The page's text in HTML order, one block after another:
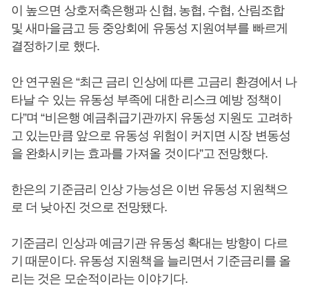
이 높으면 상호저축은행과 신협, 농협, 수협, 산림조합
및 새마을금고 등 중앙회에 유동성 지원여부를 빠르게
결정하기로 했다.
안 연구원은 “최근 금리 인상에 따른 고금리 환경에서 나
타날 수 있는 유동성 부족에 대한 리스크 예방 정책이
다”며 “비은행 예금취급기관까지 유동성 지원도 고려하
고 있는만큼 앞으로 유동성 위험이 커지면 시장 변동성
을 완화시키는 효과를 가져올 것이다”고 전망했다.
한은의 기준금리 인상 가능성은 이번 유동성 지원책으
로 더 낮아진 것으로 전망됐다.
기준금리 인상과 예금기관 유동성 확대는 방향이 다르
기 때문이다. 유동성 지원책을 늘리면서 기준금리를 올
리는 것은 모순적이라는 이야기다.